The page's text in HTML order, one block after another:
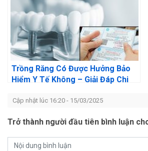
Trồng Răng Có Được Hưởng Bảo
Hiểm Y Tế Không – Giải Đáp Chi
Cập nhật lúc 16:20 - 15/03/2025
Trở thành người đầu tiên bình luận